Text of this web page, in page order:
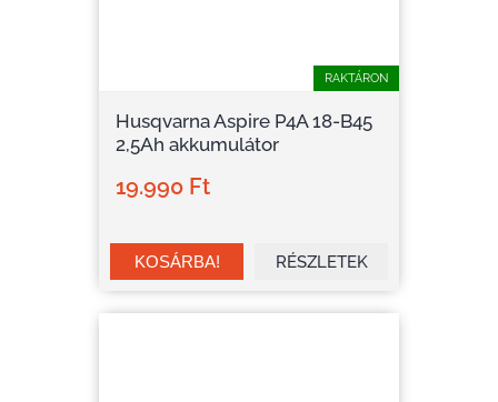
RAKTÁRON
Husqvarna Aspire P4A 18-B45
2,5Ah akkumulátor
19.990 Ft
RÉSZLETEK